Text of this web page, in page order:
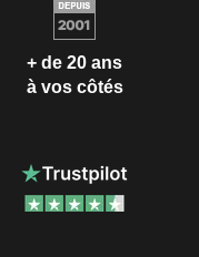
+ de 20 ans
à vos côtés